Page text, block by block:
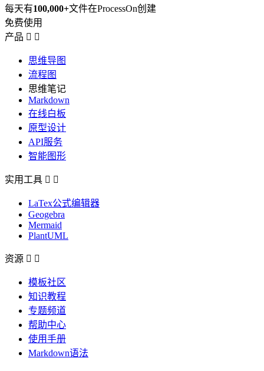
每天有100,000+文件在ProcessOn创建
免费使用
产品  
思维导图
流程图
思维笔记
Markdown
在线白板
原型设计
API服务
智能图形
实用工具  
LaTex公式编辑器
Geogebra
Mermaid
PlantUML
资源  
模板社区
知识教程
专题频道
帮助中心
使用手册
Markdown语法